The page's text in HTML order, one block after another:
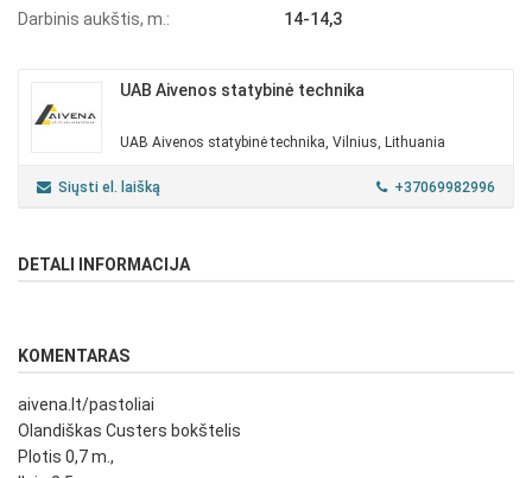
Darbinis aukštis, m.:
14-14,3
UAB Aivenos statybinė technika
UAB Aivenos statybinė technika, Vilnius, Lithuania
Siųsti el. laišką +37069982996
DETALI INFORMACIJA
KOMENTARAS
aivena.lt/pastoliai
Olandiškas Custers bokštelis
Plotis 0,7 m.,